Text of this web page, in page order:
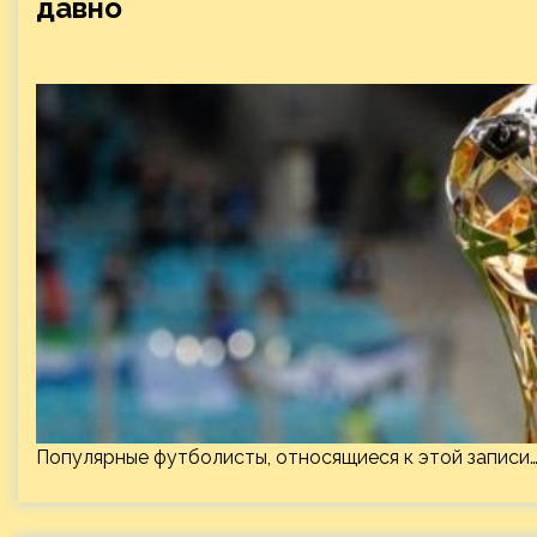
давно
Популярные футболисты, относящиеся к этой записи…